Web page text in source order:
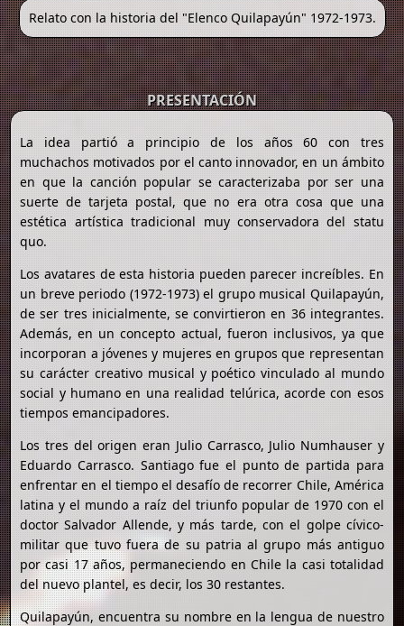
Relato con la historia del "Elenco Quilapayún" 1972-1973.
PRESENTACIÓN
La idea partió a principio de los años 60 con tres
muchachos motivados por el canto innovador, en un ámbito
en que la canción popular se caracterizaba por ser una
suerte de tarjeta postal, que no era otra cosa que una
estética artística tradicional muy conservadora del statu
quo.
Los avatares de esta historia pueden parecer increíbles. En
un breve periodo (1972-1973) el grupo musical Quilapayún,
de ser tres inicialmente, se convirtieron en 36 integrantes.
Además, en un concepto actual, fueron inclusivos, ya que
incorporan a jóvenes y mujeres en grupos que representan
su carácter creativo musical y poético vinculado al mundo
social y humano en una realidad telúrica, acorde con esos
tiempos emancipadores.
Los tres del origen eran Julio Carrasco, Julio Numhauser y
Eduardo Carrasco. Santiago fue el punto de partida para
enfrentar en el tiempo el desafío de recorrer Chile, América
latina y el mundo a raíz del triunfo popular de 1970 con el
doctor Salvador Allende, y más tarde, con el golpe cívico-
militar que tuvo fuera de su patria al grupo más antiguo
por casi 17 años, permaneciendo en Chile la casi totalidad
del nuevo plantel, es decir, los 30 restantes.
Quilapayún, encuentra su nombre en la lengua de nuestro